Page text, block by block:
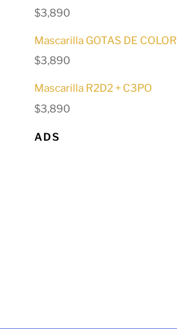
$3,890
Mascarilla GOTAS DE COLOR
$3,890
Mascarilla R2D2 + C3PO
$3,890
ADS